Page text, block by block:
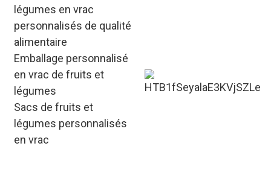
légumes en vrac
personnalisés de qualité
alimentaire
Emballage personnalisé
en vrac de fruits et
légumes
Sacs de fruits et
légumes personnalisés
en vrac